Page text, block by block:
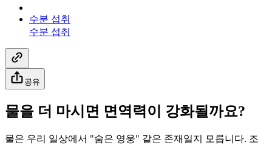
수분 섭취
수분 섭취
공유
물을 더 마시면 면역력이 강화될까요?
물은 우리 일상에서 "숨은 영웅" 같은 존재일지 모릅니다. 조